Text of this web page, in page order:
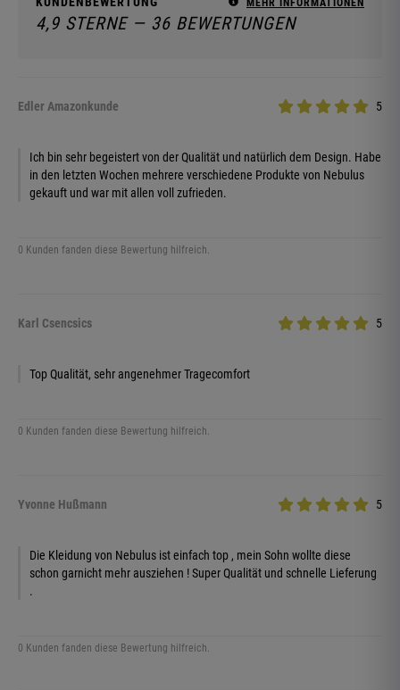
MEHR INFORMATIONEN
4,9 STERNE — 36 BEWERTUNGEN
Edler Amazonkunde 5
Ich bin sehr begeistert von der Qualität und natürlich dem Design. Habe
in den letzten Wochen mehrere verschiedene Produkte von Nebulus
gekauft und war mit allen voll zufrieden.
0 Kunden fanden diese Bewertung hilfreich.
Karl Csencsics 5
Top Qualität, sehr angenehmer Tragecomfort
0 Kunden fanden diese Bewertung hilfreich.
Yvonne Hußmann 5
Die Kleidung von Nebulus ist einfach top , mein Sohn wollte diese
schon garnicht mehr ausziehen ! Super Qualität und schnelle Lieferung
.
0 Kunden fanden diese Bewertung hilfreich.